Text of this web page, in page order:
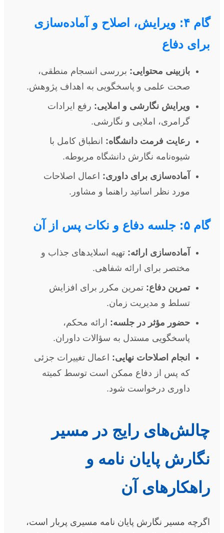
گام ۴: ویرایش، اصلاح و آماده‌سازی
برای دفاع
بازبینی محتوایی: بررسی انسجام منطقی،
صحت علمی و پاسخگویی به اهداف پژوهش.
ویرایش نگارشی و املایی: رفع ایرادات
گرامری، املایی و نگارشی.
رعایت فرمت دانشگاه: انطباق کامل با
شیوه‌نامه نگارش دانشگاه مربوطه.
آماده‌سازی برای داوری: اعمال اصلاحات
مورد نظر اساتید راهنما و مشاور.
گام ۵: جلسه دفاع و نکات پس از آن
آماده‌سازی ارائه: تهیه اسلایدهای جذاب و
مختصر برای ارائه شفاهی.
تمرین دفاع: تمرین مکرر برای افزایش
تسلط و مدیریت زمان.
حضور مؤثر در جلسه: ارائه محکم،
پاسخگویی مستدل به سؤالات داوران.
انجام اصلاحات نهایی: اعمال تغییرات جزئی
که پس از دفاع ممکن است توسط کمیته
داوری درخواست شود.
چالش‌های رایج در مسیر
نگارش پایان نامه و
راهکارهای آن
اگرچه مسیر نگارش پایان نامه مسیری پربار است،